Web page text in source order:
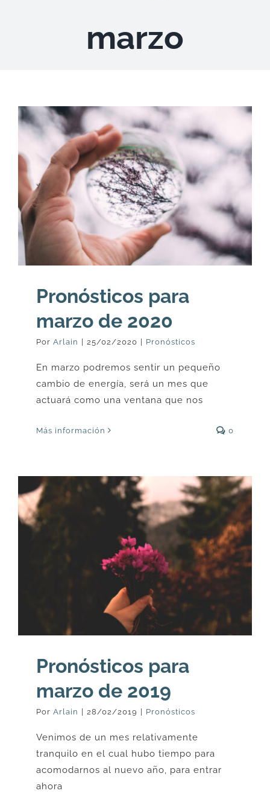
ARTÍCULOS
CONTACTO
Carrito
marzo
Pronósticos para
marzo de 2020
Por Arlain 25/02/2020 Pronósticos
En marzo podremos sentir un pequeño
cambio de energía, será un mes que
actuará como una ventana que nos
Más información 0
Pronósticos para
marzo de 2019
Por Arlain 28/02/2019 Pronósticos
Venimos de un mes relativamente
tranquilo en el cual hubo tiempo para
acomodarnos al nuevo año, para entrar
ahora